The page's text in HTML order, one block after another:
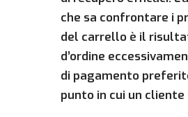
che sa confrontare i
del carrello è il
d’ordine
di pagamento
punto in cui un